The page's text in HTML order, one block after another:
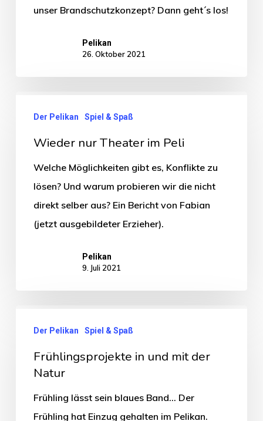
unser Brandschutzkonzept? Dann geht´s los!
Pelikan
26. Oktober 2021
Der Pelikan Spiel & Spaß
Wieder nur Theater im Peli
Welche Möglichkeiten gibt es, Konflikte zu
lösen? Und warum probieren wir die nicht
direkt selber aus? Ein Bericht von Fabian
(jetzt ausgebildeter Erzieher).
Pelikan
9. Juli 2021
Der Pelikan Spiel & Spaß
Frühlingsprojekte in und mit der
Natur
Frühling lässt sein blaues Band... Der
Frühling hat Einzug gehalten im Pelikan.